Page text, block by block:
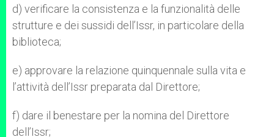
d) verificare la consistenza e la funzionalità delle
strutture e dei sussidi dell’Issr, in particolare della
biblioteca;
e) approvare la relazione quinquennale sulla vita e
l’attività dell’Issr preparata dal Direttore;
f) dare il benestare per la nomina del Direttore
dell’Issr;